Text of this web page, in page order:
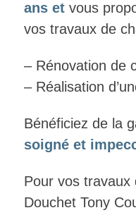
ans etvous
vos travaux de
– Rénovation de
– Réalisation
Bénéficiez de la
soigné et
Pour vos travaux
Douchet Tony